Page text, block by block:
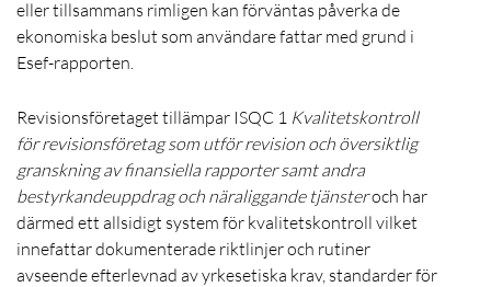
eller tillsammans rimligen kan förväntas påverka de
ekonomiska beslut som användare fattar med grund i
Esef-rapporten.
Revisionsföretaget tillämpar ISQC 1 Kvalitetskontroll
för revisionsföretag som utför revision och översiktlig
granskning av finansiella rapporter samt andra
bestyrkandeuppdrag och näraliggande tjänsteroch har
därmed ett allsidigt system för kvalitetskontroll vilket
innefattar dokumenterade riktlinjer och rutiner
avseende efterlevnad av yrkesetiska krav, standarder för